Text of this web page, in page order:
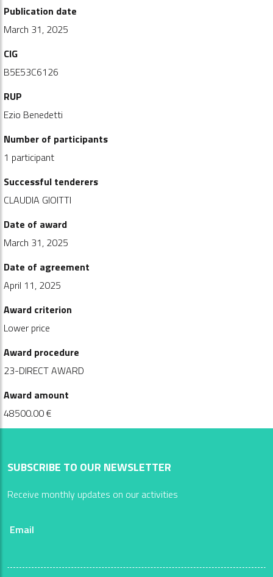
Publication date
March 31, 2025
CIG
B5E53C6126
RUP
Ezio Benedetti
Number of participants
1 participant
Successful tenderers
CLAUDIA GIOITTI
Date of award
March 31, 2025
Date of agreement
April 11, 2025
Award criterion
Lower price
Award procedure
23-DIRECT AWARD
Award amount
48500.00 €
SUBSCRIBE TO OUR NEWSLETTER
Receive monthly updates on our activities
Email